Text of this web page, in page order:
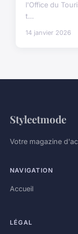
l'Office du
t...
14 janvier 2026
Styleetmode
Votre magazine
NAVIGATION
Accueil
LÉGAL